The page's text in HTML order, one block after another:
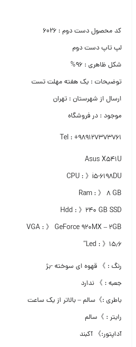
کد محصول دست دوم : ۶۰۲۶
لپ تاپ دست دوم‌
شکل ظاهری : ۹۶%
توضیحات : یک هفته مهلت تست
ارسال از شهرستان : تهران
موجود : در فروشگاه
Tel : +989127373761
Asus X541U
CPU : 》i5-6198DU
Ram : 》 ۸ GB
Hdd : 》۲۴۰ GB SSD
VGA : 》 GeForce 920MX – 2GB
Led : 》۱۵٫۶”
رنگ : 》 قهوه ای سوخته -بژ
جعبه : 》 ندارد
باطری :》سالم – بالاتر از یک ساعت
رایتر : 》سالم
آداپتور:》 آکبند